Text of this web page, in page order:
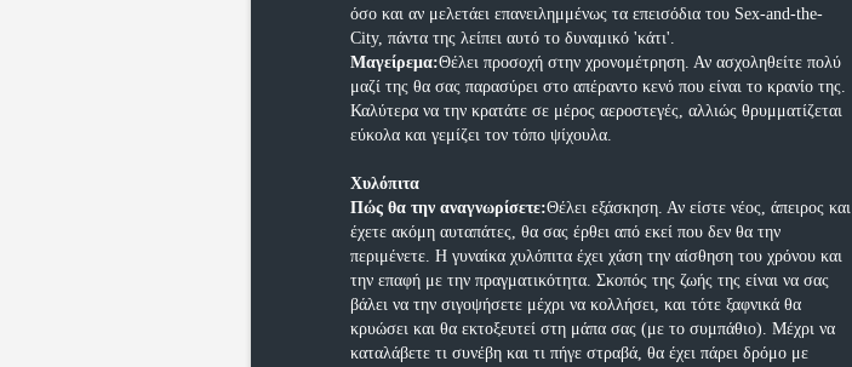
όσο και αν μελετάει επανειλημμένως τα επεισόδια του Sex-and-the-
City, πάντα της λείπει αυτό το δυναμικό 'κάτι'.
Μαγείρεμα:Θέλει προσοχή στην χρονομέτρηση. Αν ασχοληθείτε πολύ
μαζί της θα σας παρασύρει στο απέραντο κενό που είναι το κρανίο της.
Καλύτερα να την κρατάτε σε μέρος αεροστεγές, αλλιώς θρυμματίζεται
εύκολα και γεμίζει τον τόπο ψίχουλα.
Χυλόπιτα
Πώς θα την αναγνωρίσετε:Θέλει εξάσκηση. Αν είστε νέος, άπειρος και
έχετε ακόμη αυταπάτες, θα σας έρθει από εκεί που δεν θα την
περιμένετε. Η γυναίκα χυλόπιτα έχει χάση την αίσθηση του χρόνου και
την επαφή με την πραγματικότητα. Σκοπός της ζωής της είναι να σας
βάλει να την σιγοψήσετε μέχρι να κολλήσει, και τότε ξαφνικά θα
κρυώσει και θα εκτοξευτεί στη μάπα σας (με το συμπάθιο). Μέχρι να
καταλάβετε τι συνέβη και τι πήγε στραβά, θα έχει πάρει δρόμο με